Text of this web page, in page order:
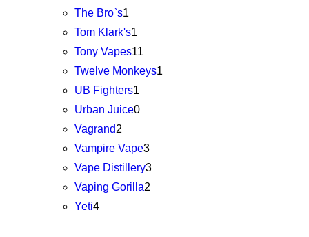
The Bro`s1
Tom Klark's1
Tony Vapes11
Twelve Monkeys1
UB Fighters1
Urban Juice0
Vagrand2
Vampire Vape3
Vape Distillery3
Vaping Gorilla2
Yeti4